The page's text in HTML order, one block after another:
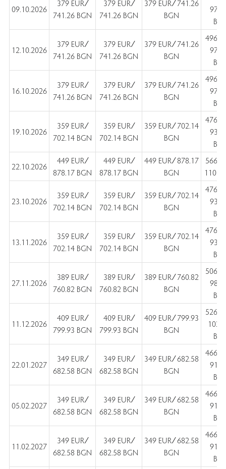
09.10.2026
379 EUR ∕
741.26 BGN
379 EUR ∕
741.26 BGN
379 EUR ∕ 741.26
BGN
12.10.2026
379 EUR ∕
741.26 BGN
379 EUR ∕
741.26 BGN
379 EUR ∕ 741.26
BGN
496
16.10.2026
379 EUR ∕
741.26 BGN
379 EUR ∕
741.26 BGN
379 EUR ∕ 741.26
BGN
496
19.10.2026
359 EUR ∕
702.14 BGN
359 EUR ∕
702.14 BGN
359 EUR ∕ 702.14
BGN
476
22.10.2026
449 EUR ∕
878.17 BGN
449 EUR ∕
878.17 BGN
449 EUR ∕ 878.17
BGN
566
1107
23.10.2026
359 EUR ∕
702.14 BGN
359 EUR ∕
702.14 BGN
359 EUR ∕ 702.14
BGN
476
13.11.2026
359 EUR ∕
702.14 BGN
359 EUR ∕
702.14 BGN
359 EUR ∕ 702.14
BGN
476
27.11.2026
389 EUR ∕
760.82 BGN
389 EUR ∕
760.82 BGN
389 EUR ∕ 760.82
BGN
506
11.12.2026
409 EUR ∕
799.93 BGN
409 EUR ∕
799.93 BGN
409 EUR ∕ 799.93
BGN
526
22.01.2027
349 EUR ∕
682.58 BGN
349 EUR ∕
682.58 BGN
349 EUR ∕ 682.58
BGN
466
05.02.2027
349 EUR ∕
682.58 BGN
349 EUR ∕
682.58 BGN
349 EUR ∕ 682.58
BGN
466
11.02.2027
349 EUR ∕
682.58 BGN
349 EUR ∕
682.58 BGN
349 EUR ∕ 682.58
BGN
466